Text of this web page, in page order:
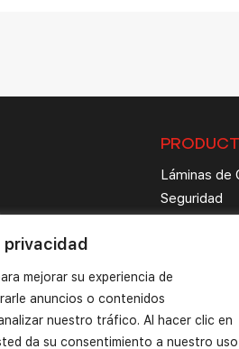
mejorar su experiencia de
anuncios o contenidos
nuestro tráfico. Al hacer clic en
da su consentimiento a nuestro uso
91 40
Láminas de
Seguridad
Tintado de
Paint